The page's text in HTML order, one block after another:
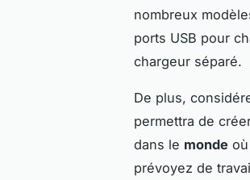
nombreux
ports USB pour
chargeur séparé.
De plus,
permettra de
dans le monde
prévoyez de